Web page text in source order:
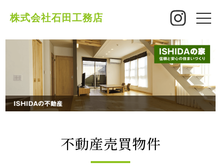
株式会社石田工務店
toggle
不動産売買物件